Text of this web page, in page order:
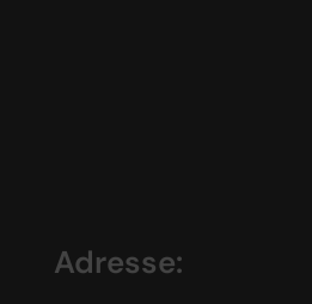
Adresse: